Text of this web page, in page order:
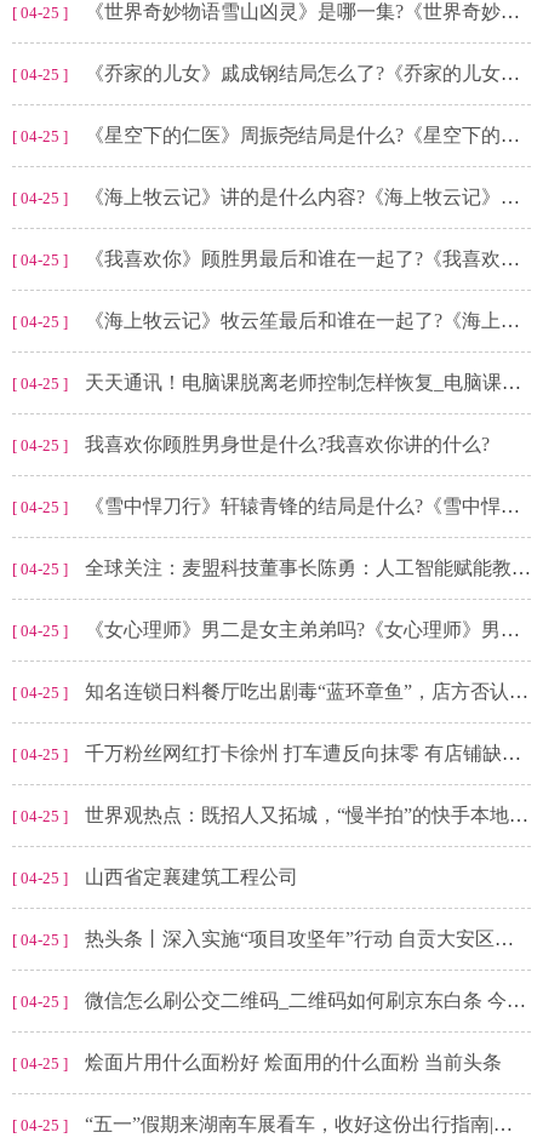
[ 04-25 ] 《世界奇妙物语雪山凶灵》是哪一集?《世界奇妙物语》在哪个平台播?
[ 04-25 ] 《乔家的儿女》戚成钢结局怎么了?《乔家的儿女》齐维民结局是什么?
[ 04-25 ] 《星空下的仁医》周振尧结局是什么?《星空下的仁医》结局怎么样?
[ 04-25 ] 《海上牧云记》讲的是什么内容?《海上牧云记》苏语凝最后结局是什么?
[ 04-25 ] 《我喜欢你》顾胜男最后和谁在一起了?《我喜欢你》男主角是谁?
[ 04-25 ] 《海上牧云记》牧云笙最后和谁在一起了?《海上牧云记》银容结局是什么?
[ 04-25 ] 天天通讯！电脑课脱离老师控制怎样恢复_电脑课脱离老师控制
[ 04-25 ] 我喜欢你顾胜男身世是什么?我喜欢你讲的什么?
[ 04-25 ] 《雪中悍刀行》轩辕青锋的结局是什么?《雪中悍刀行》中徐骁武功如何?
[ 04-25 ] 全球关注：麦盟科技董事长陈勇：人工智能赋能教育数字化改革
[ 04-25 ] 《女心理师》男二是女主弟弟吗?《女心理师》男二什么时候被揭穿?
[ 04-25 ] 知名连锁日料餐厅吃出剧毒“蓝环章鱼”，店方否认却被眼尖网友戳破；为何食用章鱼经常混入“蓝环”？
[ 04-25 ] 千万粉丝网红打卡徐州 打车遭反向抹零 有店铺缺斤少两！徐州最新回应
[ 04-25 ] 世界观热点：既招人又拓城，“慢半拍”的快手本地生活还有机会吗？
[ 04-25 ] 山西省定襄建筑工程公司
[ 04-25 ] 热头条丨深入实施“项目攻坚年”行动 自贡大安区开展企业调研督导
[ 04-25 ] 微信怎么刷公交二维码_二维码如何刷京东白条 今热点
[ 04-25 ] 烩面片用什么面粉好 烩面用的什么面粉 当前头条
[ 04-25 ] “五一”假期来湖南车展看车，收好这份出行指南|天天速讯